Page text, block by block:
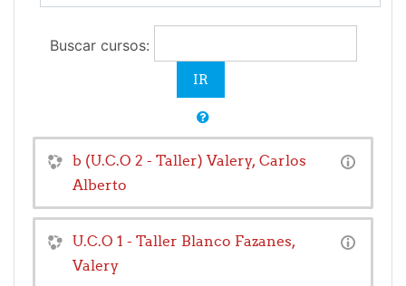
Buscar cursos:
b (U.C.O 2 - Taller) Valery, Carlos
Alberto
U.C.O 1 - Taller Blanco Fazanes,
Valery